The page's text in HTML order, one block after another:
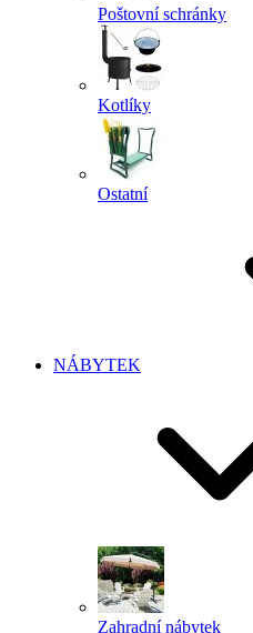
Poštovní schránky
Kotlíky
Ostatní
NÁBYTEK
Zahradní nábytek